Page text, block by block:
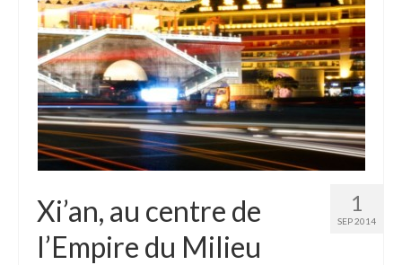
1
SEP 2014
Xi’an, au centre de
l’Empire du Milieu